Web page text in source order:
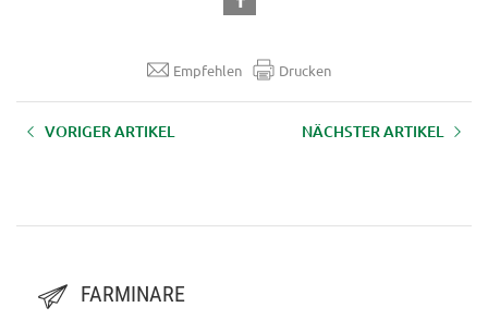
Empfehlen Drucken
VORIGER ARTIKEL NÄCHSTER ARTIKEL
FARMINARE